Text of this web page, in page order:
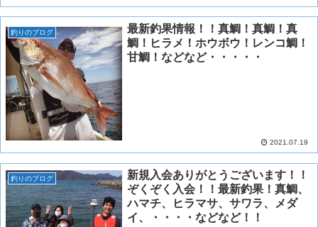
釣りのブログ
最新釣果情報！！真鯛！真鯛！真
鯛！ヒラメ！ホウボウ！レンコ鯛！
甘鯛！などなど・・・・・
2021.07.19
釣りのブログ
新規入会ありがとうございます！！
ぞくぞく入会！！最新釣果！真鯛、
ハマチ、ヒラマサ、サワラ、メダ
イ、・・・・などなど！！